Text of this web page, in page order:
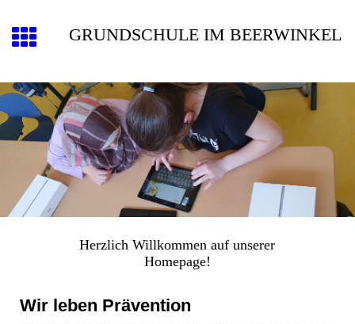
GRUNDSCHULE IM BEERWINKEL
Herzlich Willkommen auf unserer
Homepage!
Wir leben Prävention